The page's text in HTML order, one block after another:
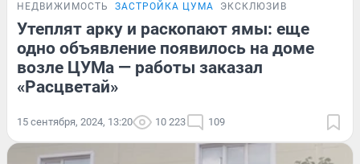
НЕДВИЖИМОСТЬ ЗАСТРОЙКА ЦУМА ЭКСКЛЮЗИВ
Утеплят арку и раскопают ямы: еще
одно объявление появилось на доме
возле ЦУМа — работы заказал
«Расцветай»
15 сентября, 2024, 13:20 10 223 109